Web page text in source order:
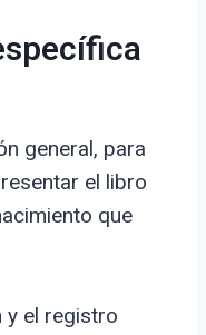
general, para
el libro
que
y el registro